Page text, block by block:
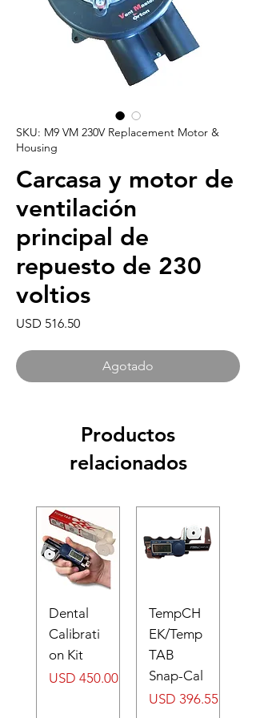
SKU: M9 VM 230V Replacement Motor &
Housing
Carcasa y motor de
ventilación
principal de
repuesto de 230
voltios
USD 516.50Precio
Agotado
Productos
relacionados
Dental
Calibrati
on Kit
Precio
USD 450.00
TempCH
EK/Temp
TAB
Snap-Cal
Precio
USD 396.55